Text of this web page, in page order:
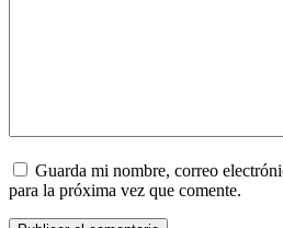
Guarda mi nombre, correo
para la próxima vez que comente.